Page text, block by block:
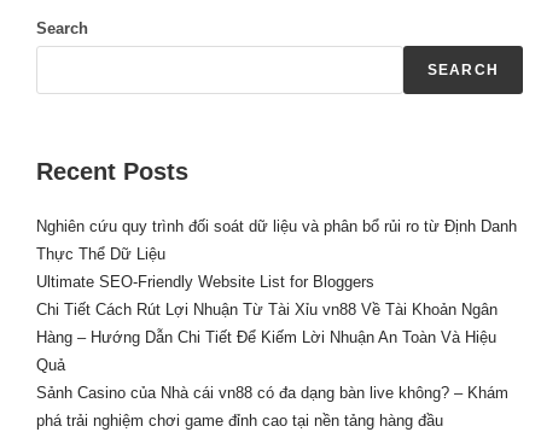
Search
SEARCH
Recent Posts
Nghiên cứu quy trình đối soát dữ liệu và phân bổ rủi ro từ Định Danh
Thực Thể Dữ Liệu
Ultimate SEO-Friendly Website List for Bloggers
Chi Tiết Cách Rút Lợi Nhuận Từ Tài Xỉu vn88 Về Tài Khoản Ngân
Hàng – Hướng Dẫn Chi Tiết Để Kiếm Lời Nhuận An Toàn Và Hiệu
Quả
Sảnh Casino của Nhà cái vn88 có đa dạng bàn live không? – Khám
phá trải nghiệm chơi game đỉnh cao tại nền tảng hàng đầu